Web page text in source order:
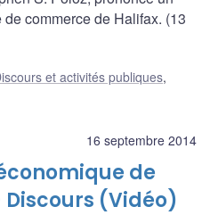
commerce de Halifax. (13
et activités publiques,
16 septembre 2014
de
(Vidéo)